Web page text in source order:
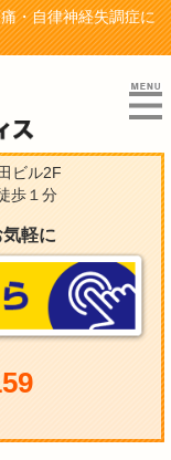
・自律神経失調症に
ビル2F
歩１分
軽に